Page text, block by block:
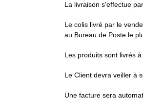
La livraison s'effectue
Le colis livré par le
au Bureau de Poste le
Les produits sont livrés
Le Client devra veiller à
Une facture sera